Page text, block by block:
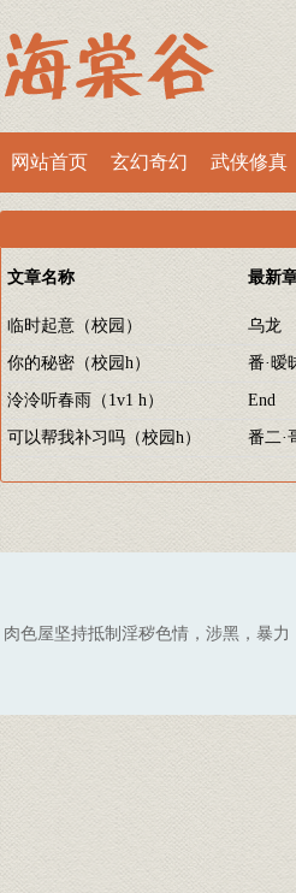
网站首页 玄幻奇幻 武侠修真
文章名称 最新
临时起意（校园） 乌龙
你的秘密（校园h） 番·暧
泠泠听春雨（1v1 h） End
可以帮我补习吗（校园h） 番二·
肉色屋坚持抵制淫秽色情，涉黑，暴